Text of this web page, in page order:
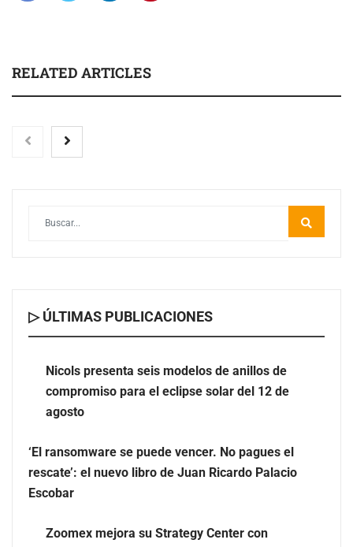
RELATED ARTICLES
Nicols presenta seis modelos de anillos de compromiso
‘El ransomware se puede vencer. No pagues el rescate’:
el nuevo libro de Juan Ricardo Palacio Escobar
▷ ÚLTIMAS PUBLICACIONES
Nicols presenta seis modelos de anillos de
compromiso para el eclipse solar del 12 de
agosto
‘El ransomware se puede vencer. No pagues el
rescate’: el nuevo libro de Juan Ricardo Palacio
Escobar
Zoomex mejora su Strategy Center con